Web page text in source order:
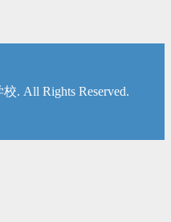
. All Rights Reserved.